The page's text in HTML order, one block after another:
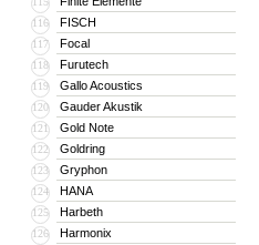
116 FISCH
117 Focal
118 Furutech
119 Gallo Acoustics
120 Gauder Akustik
121 Gold Note
122 Goldring
123 Gryphon
124 HANA
125 Harbeth
126 Harmonix